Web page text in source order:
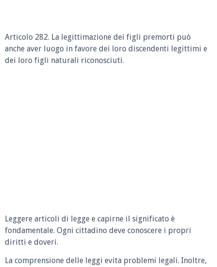
Articolo 282. La legittimazione dei figli premorti può
anche aver luogo in favore dei loro discendenti legittimi e
dei loro figli naturali riconosciuti.
Leggere articoli di legge e capirne il significato è
fondamentale. Ogni cittadino deve conoscere i propri
diritti e doveri.
La comprensione delle leggi evita problemi legali. Inoltre,